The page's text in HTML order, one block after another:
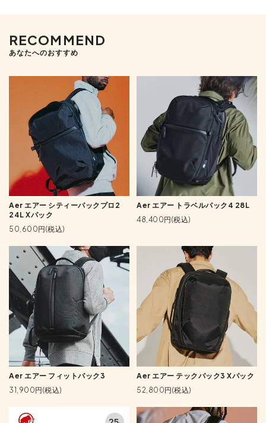
RECOMMEND
あなたへのおすすめ
Aer エアー シティーパックプロ2
24L Xパック
50,600円(税込)
Aer エアー トラベルパック4 28L
48,400円(税込)
Aer エアー フィットパック3
31,900円(税込)
Aer エアー テックパック3 Xパック
52,800円(税込)